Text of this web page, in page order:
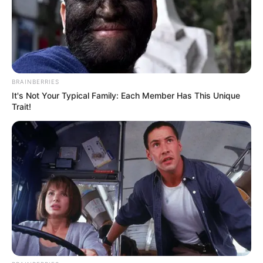
COMPARTIR
ALERTA BOGOTÁ EN GOOGLE NEWS
TEMAS RELACIONADOS
PICO Y PLACA EN BUCARAMANGA
PICO Y PLACA PIEDECUESTA
PICO Y PLACA GIRÓN
PICO Y PLACA FLORIDABLANCA
MANTÉNGASE EN ALERTA
Tenemos todas las noticias que le
interesan. Para estar bien informado, por
favor, active las notificaciones de Alerta.
BRAINBERRIES
It's Not Your Typical Family: Each Member Has This Unique
Trait!